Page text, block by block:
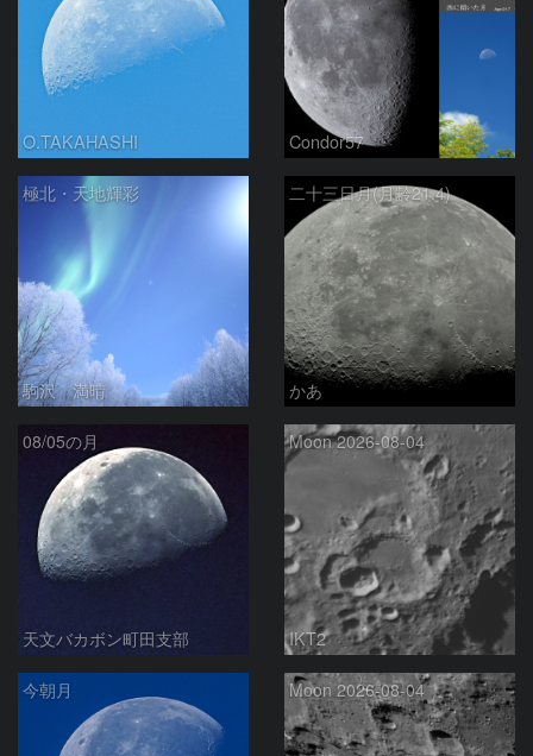
O.TAKAHASHI Condor57
極北・天地輝彩
駒沢 満晴
二十三日月(月齢21.4)
かあ
08/05の月
天文バカボン町田支部
Moon 2026-08-04
IKT2
今朝月 Moon 2026-08-04